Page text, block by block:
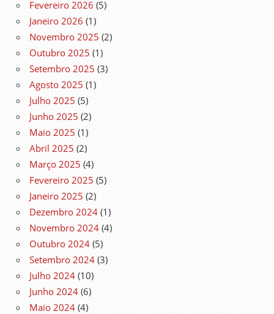
Fevereiro 2026 (5)
Janeiro 2026 (1)
Novembro 2025 (2)
Outubro 2025 (1)
Setembro 2025 (3)
Agosto 2025 (1)
Julho 2025 (5)
Junho 2025 (2)
Maio 2025 (1)
Abril 2025 (2)
Março 2025 (4)
Fevereiro 2025 (5)
Janeiro 2025 (2)
Dezembro 2024 (1)
Novembro 2024 (4)
Outubro 2024 (5)
Setembro 2024 (3)
Julho 2024 (10)
Junho 2024 (6)
Maio 2024 (4)